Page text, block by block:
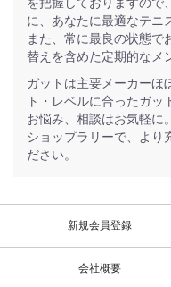
に、あなたに最適なテニ
また、常に最良の状態で
替えを含めた定期的なメ
ガットは主要メーカーほ
ト・レベルに合ったガ
お悩み、相談はお気軽に
ショップラリーで、より
ださい。
新規会員登録
会社概要